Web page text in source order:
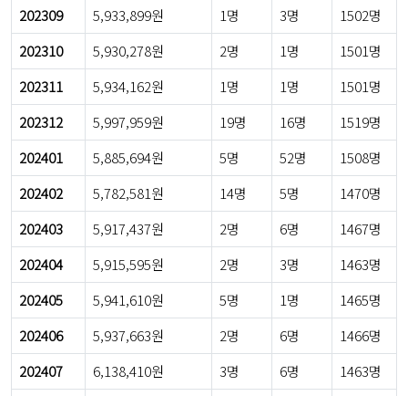
202309
5,933,899원 1명 3명
1502명
202310
5,930,278원 2명 1명
1501명
202311
5,934,162원 1명 1명
1501명
202312
5,997,959원 19명 16명
1519명
202401
5,885,694원 5명 52명
1508명
202402
5,782,581원 14명 5명
1470명
202403
5,917,437원 2명 6명
1467명
202404
5,915,595원 2명 3명
1463명
202405
5,941,610원 5명 1명
1465명
202406
5,937,663원 2명 6명
1466명
202407
6,138,410원 3명 6명
1463명